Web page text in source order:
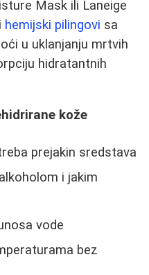
Mask ili Laneige
hemijski pilingovi sa
u uklanjanju mrtvih
hidratantnih
kože
prejakin sredstava
i jakim
vode
bez